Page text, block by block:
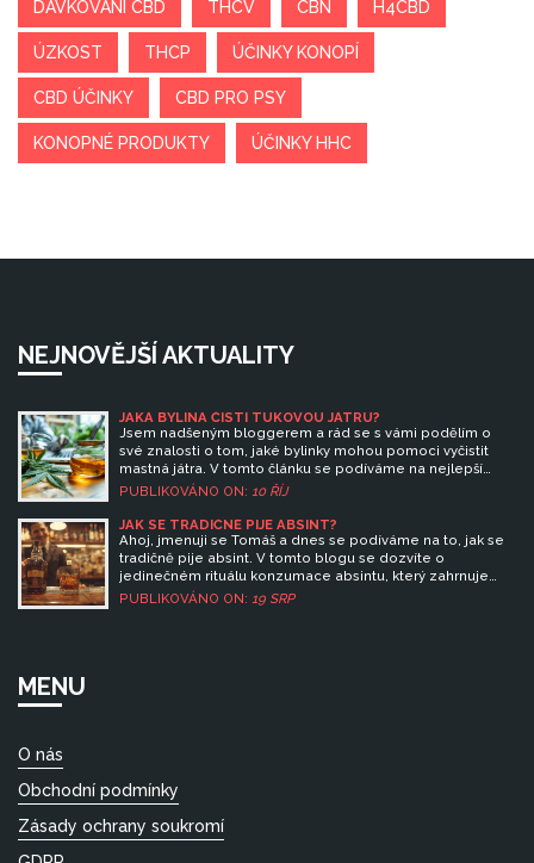
DÁVKOVÁNÍ CBD THCV CBN H4CBD
ÚZKOST THCP ÚČINKY KONOPÍ
CBD ÚČINKY CBD PRO PSY
KONOPNÉ PRODUKTY ÚČINKY HHC
NEJNOVĚJŠÍ AKTUALITY
JAKÁ BYLINA ČISTÍ TUKOVOU JÁTRU?
Jsem nadšeným bloggerem a rád se s vámi podělím o
své znalosti o tom, jaké bylinky mohou pomoci vyčistit
mastná játra. V tomto článku se podíváme na nejlepší
bylinky pro očistu jater, proč jsou tak důležité a jak je
nejlepší péči pomocí přírodní síly bylinek. Přidejte se ke
mně a dozvíte se více o tom, jak můžete ovlivnit své
zdraví přirozenou cestou.
PUBLIKOVÁNO ON: 10 ŘÍJ
JAK SE TRADIČNĚ PIJE ABSINT?
Ahoj, jmenuji se Tomáš a dnes se podíváme na to, jak se
tradičně pije absint. V tomto blogu se dozvíte o
jedinečném rituálu konzumace absintu, který zahrnuje
absintovou lžičku a speciální techniky nalévání.
PUBLIKOVÁNO ON: 19 SRP
MENU
O nás
Obchodní podmínky
Zásady ochrany soukromí